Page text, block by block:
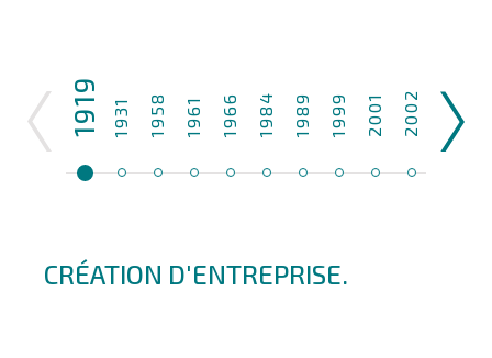
1919 1931 1958 1961 1966 1984 1989 1999 2001 2002 2002
CRÉATION D'ENTREPRISE.